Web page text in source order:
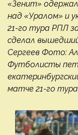
«Зенит»
над «Уралом» и
21-го тура РПЛ
сделал
Сергеев Фото:
Футболисты
матче 21-го тура